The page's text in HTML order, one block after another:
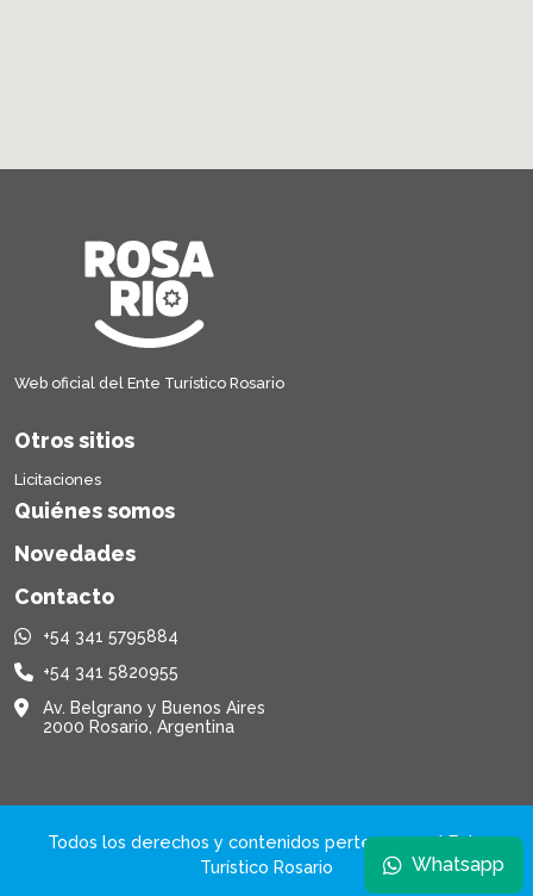
Whatsapp
Web oficial del Ente Turístico Rosario
Otros sitios
Licitaciones
Quiénes somos
Novedades
Contacto
+54 341 5795884
+54 341 5820955
Av. Belgrano y Buenos Aires
2000 Rosario, Argentina
Todos los derechos y contenidos pertenecen al Ente
Turístico Rosario